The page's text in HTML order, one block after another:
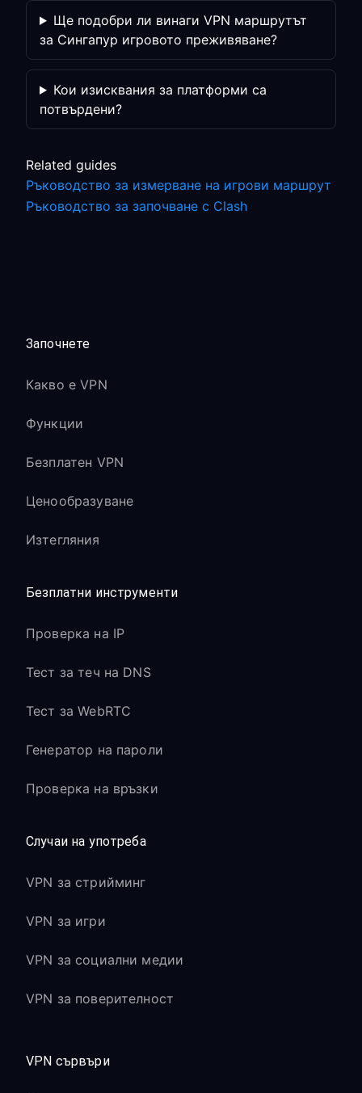
Ще подобри ли винаги VPN маршрутът
за Сингапур игровото преживяване?
Кои изисквания за платформи са
потвърдени?
Related guides
Ръководство за измерване на игрови маршрут
Ръководство за започване с Clash
Започнете
Какво е VPN
Функции
Безплатен VPN
Ценообразуване
Изтегляния
Безплатни инструменти
Проверка на IP
Тест за теч на DNS
Тест за WebRTC
Генератор на пароли
Проверка на връзки
Случаи на употреба
VPN за стрийминг
VPN за игри
VPN за социални медии
VPN за поверителност
VPN сървъри